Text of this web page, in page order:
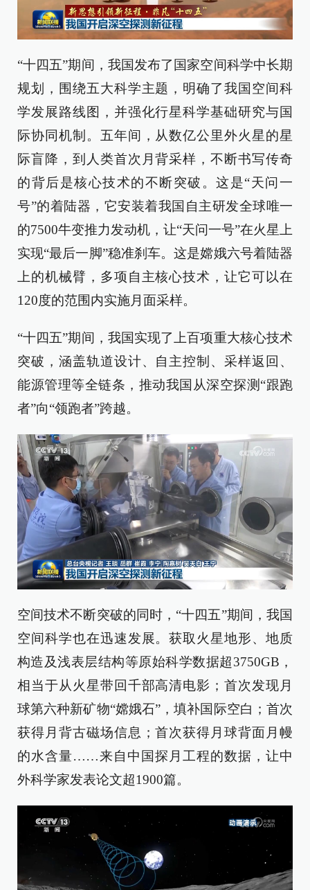
“十四五”期间，我国发布了国家空间科学中长期
规划，围绕五大科学主题，明确了我国空间科
学发展路线图，并强化行星科学基础研究与国
际协同机制。五年间，从数亿公里外火星的星
际盲降，到人类首次月背采样，不断书写传奇
的背后是核心技术的不断突破。这是“天问一
号”的着陆器，它安装着我国自主研发全球唯一
的7500牛变推力发动机，让“天问一号”在火星上
实现“最后一脚”稳准刹车。这是嫦娥六号着陆器
上的机械臂，多项自主核心技术，让它可以在
120度的范围内实施月面采样。
“十四五”期间，我国实现了上百项重大核心技术
突破，涵盖轨道设计、自主控制、采样返回、
能源管理等全链条，推动我国从深空探测“跟跑
者”向“领跑者”跨越。
空间技术不断突破的同时，“十四五”期间，我国
空间科学也在迅速发展。获取火星地形、地质
构造及浅表层结构等原始科学数据超3750GB，
相当于从火星带回千部高清电影；首次发现月
球第六种新矿物“嫦娥石”，填补国际空白；首次
获得月背古磁场信息；首次获得月球背面月幔
的水含量……来自中国探月工程的数据，让中
外科学家发表论文超1900篇。